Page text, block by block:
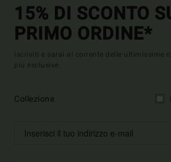
15% DI SCONTO
PRIMO ORDINE*
Iscriviti e sarai al corrente delle ultimissime
più esclusive.
Collezione